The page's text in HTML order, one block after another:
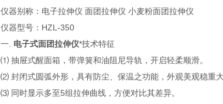
仪器别称：电子拉伸仪 面团拉伸仪 小麦粉面团拉伸仪
仪器型号：HZL-350
一. 电子式面团拉伸仪*技术特征
⑴ 抽屉式醒面箱，带弹簧和油阻尼导轨，开启轻柔顺滑。
⑵ 封闭式圆弧外形，具有防尘、保温之功能，外观美观稳重大
⑶ 同时显示多至5组拉伸曲线，方便对比其差异。